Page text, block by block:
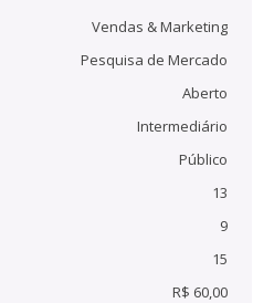
Vendas & Marketing
Pesquisa de Mercado
Aberto
Intermediário
Público
13
9
15
R$ 60,00